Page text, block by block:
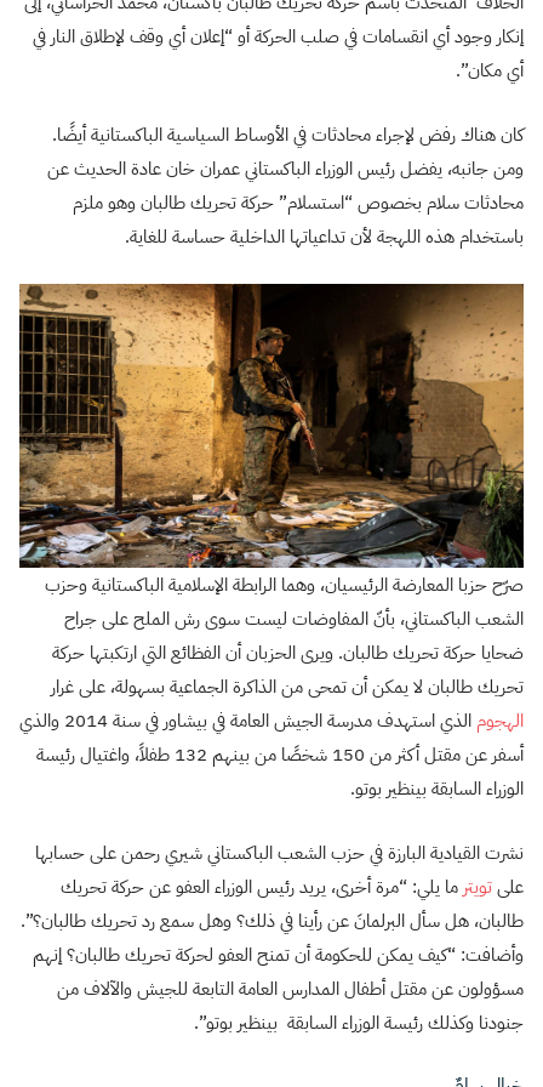
إنكار وجود أي انقسامات في صلب الحركة أو “إعلان أي وقف لإطلاق النار في
أي مكان”.
كان هناك رفض لإجراء محادثات في الأوساط السياسية الباكستانية أيضًا.
ومن جانبه، يفضل رئيس الوزراء الباكستاني عمران خان عادة الحديث عن
محادثات سلام بخصوص “استسلام” حركة تحريك طالبان وهو ملزم
باستخدام هذه اللهجة لأن تداعياتها الداخلية حساسة للغاية.
صرّح حزبا المعارضة الرئيسيان، وهما الرابطة الإسلامية الباكستانية وحزب
الشعب الباكستاني، بأنّ المفاوضات ليست سوى رش الملح على جراح
ضحايا حركة تحريك طالبان. ويرى الحزبان أن الفظائع التي ارتكبتها حركة
تحريك طالبان لا يمكن أن تمحى من الذاكرة الجماعية بسهولة، على غرار
الهجوم
الذي استهدف مدرسة الجيش العامة في بيشاور في سنة 2014 والذي
أسفر عن مقتل أكثر من 150 شخصًا من بينهم 132 طفلاً، واغتيال رئيسة
الوزراء السابقة بينظير بوتو.
نشرت القيادية البارزة في حزب الشعب الباكستاني شيري رحمن على حسابها
علىتويتر ما يلي: “مرة أخرى، يريد رئيس الوزراء العفو عن حركة تحريك
طالبان، هل سأل البرلمانَ عن رأينا في ذلك؟ وهل سمع رد تحريك طالبان؟”.
وأضافت: “كيف يمكن للحكومة أن تمنح العفو لحركة تحريك طالبان؟ إنهم
مسؤولون عن مقتل أطفال المدارس العامة التابعة للجيش والآلاف من
جنودنا وكذلك رئيسة الوزراء السابقة بينظير بوتو”.